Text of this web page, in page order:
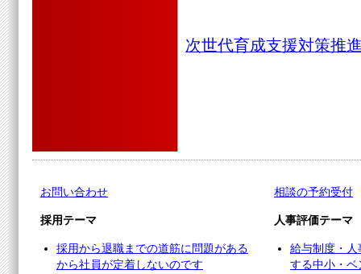
次世代育成支援対策推
お問い合わせ
採用テーマ
採用から退職までの道筋に問題がある
から社員が定着しないのです
相談の予約受付
人事評価テーマ
給与制度・
する中小・